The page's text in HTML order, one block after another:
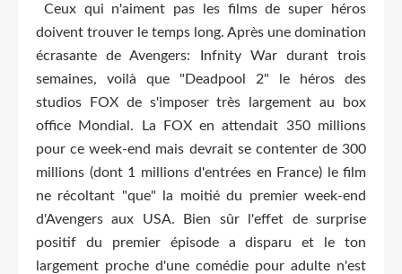
Ceux qui n'aiment pas les films de super héros
doivent trouver le temps long. Après une domination
écrasante de Avengers: Infnity War durant trois
semaines, voilà que "Deadpool 2" le héros des
studios FOX de s'imposer très largement au box
office Mondial. La FOX en attendait 350 millions
pour ce week-end mais devrait se contenter de 300
millions (dont 1 millions d'entrées en France) le film
ne récoltant "que" la moitié du premier week-end
d'Avengers aux USA. Bien sûr l'effet de surprise
positif du premier épisode a disparu et le ton
largement proche d'une comédie pour adulte n'est